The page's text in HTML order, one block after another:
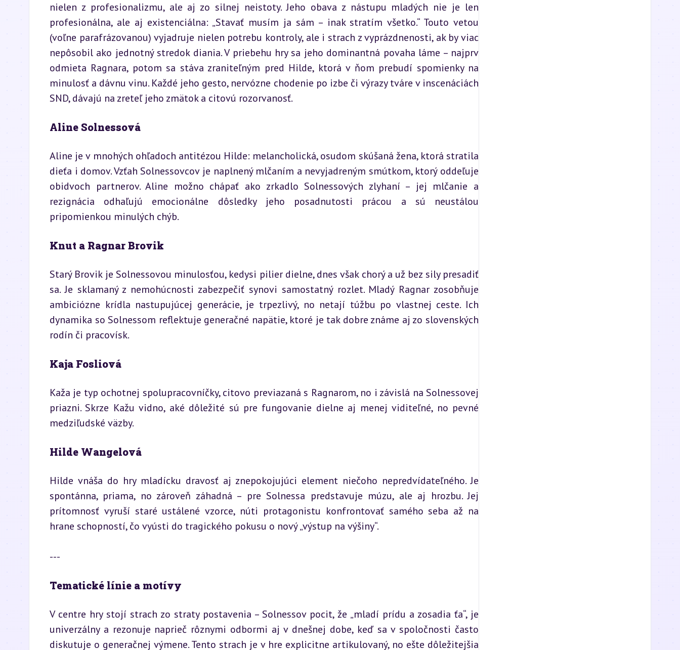
nielen z profesionalizmu, ale aj zo silnej neistoty. Jeho obava z nástupu mladých nie je len
profesionálna, ale aj existenciálna: „Stavať musím ja sám – inak stratím všetko.“ Touto vetou
(voľne parafrázovanou) vyjadruje nielen potrebu kontroly, ale i strach z vyprázdnenosti, ak by viac
nepôsobil ako jednotný stredok diania. V priebehu hry sa jeho dominantná povaha láme – najprv
odmieta Ragnara, potom sa stáva zraniteľným pred Hilde, ktorá v ňom prebudí spomienky na
minulosť a dávnu vinu. Každé jeho gesto, nervózne chodenie po izbe či výrazy tváre v inscenáciách
SND, dávajú na zreteľ jeho zmätok a citovú rozorvanosť.
Aline Solnessová
Aline je v mnohých ohľadoch antitézou Hilde: melancholická, osudom skúšaná žena, ktorá stratila
dieťa i domov. Vzťah Solnessovcov je naplnený mlčaním a nevyjadreným smútkom, ktorý oddeľuje
obidvoch partnerov. Aline možno chápať ako zrkadlo Solnessových zlyhaní – jej mlčanie a
rezignácia odhaľujú emocionálne dôsledky jeho posadnutosti prácou a sú neustálou
pripomienkou minulých chýb.
Knut a Ragnar Brovik
Starý Brovik je Solnessovou minulosťou, kedysi pilier dielne, dnes však chorý a už bez sily presadiť
sa. Je sklamaný z nemohúcnosti zabezpečiť synovi samostatný rozlet. Mladý Ragnar zosobňuje
ambiciózne krídla nastupujúcej generácie, je trpezlivý, no netají túžbu po vlastnej ceste. Ich
dynamika so Solnessom reflektuje generačné napätie, ktoré je tak dobre známe aj zo slovenských
rodín či pracovísk.
Kaja Fosliová
Kaža je typ ochotnej spolupracovníčky, citovo previazaná s Ragnarom, no i závislá na Solnessovej
priazni. Skrze Kažu vidno, aké dôležité sú pre fungovanie dielne aj menej viditeľné, no pevné
medziľudské väzby.
Hilde Wangelová
Hilde vnáša do hry mladícku dravosť aj znepokojujúci element niečoho nepredvídateľného. Je
spontánna, priama, no zároveň záhadná – pre Solnessa predstavuje múzu, ale aj hrozbu. Jej
prítomnosť vyruší staré ustálené vzorce, núti protagonistu konfrontovať samého seba až na
hrane schopností, čo vyústi do tragického pokusu o nový „výstup na výšiny“.
---
Tematické línie a motívy
V centre hry stojí strach zo straty postavenia – Solnessov pocit, že „mladí prídu a zosadia ťa“, je
univerzálny a rezonuje naprieč rôznymi odbormi aj v dnešnej dobe, keď sa v spoločnosti často
diskutuje o generačnej výmene. Tento strach je v hre explicitne artikulovaný, no ešte dôležitejšia